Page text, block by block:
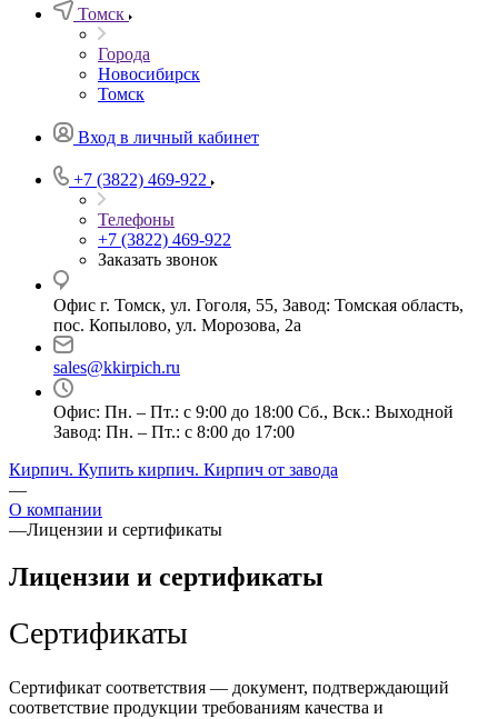
Томск
Города
Новосибирск
Томск
Вход в личный кабинет
+7 (3822) 469-922
Телефоны
+7 (3822) 469-922
Заказать звонок
Офис г. Томск, ул. Гоголя, 55, Завод: Томская область,
пос. Копылово, ул. Морозова, 2а
sales@kkirpich.ru
Офис: Пн. – Пт.: с 9:00 до 18:00 Сб., Вск.: Выходной
Завод: Пн. – Пт.: с 8:00 до 17:00
Кирпич. Купить кирпич. Кирпич от завода
—
О компании
—Лицензии и сертификаты
Лицензии и сертификаты
Сертификаты
Сертификат соответствия — документ, подтверждающий
соответствие продукции требованиям качества и